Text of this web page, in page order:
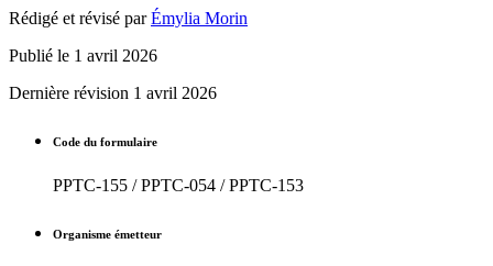
Rédigé et révisé parÉmylia Morin
Publié le 1 avril 2026
Dernière révision 1 avril 2026
Code du formulaire
PPTC-155 / PPTC-054 / PPTC-153
Organisme émetteur